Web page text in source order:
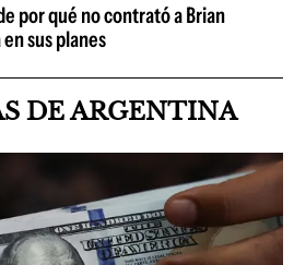
por qué no contrató a Brian
sus planes
DE ARGENTINA